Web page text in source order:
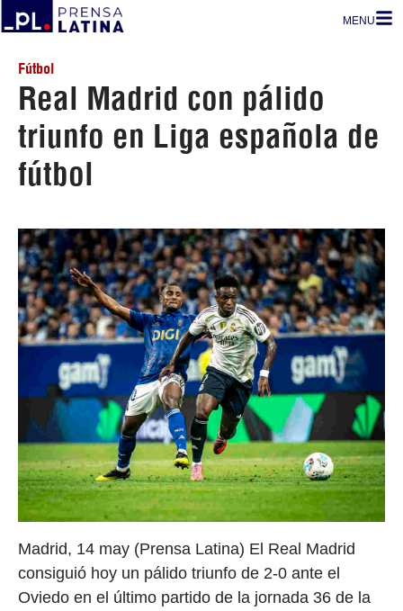
MENU
Fútbol
Real Madrid con pálido
triunfo en Liga española de
fútbol
Madrid, 14 may (Prensa Latina) El Real Madrid
consiguió hoy un pálido triunfo de 2-0 ante el
Oviedo en el último partido de la jornada 36 de la